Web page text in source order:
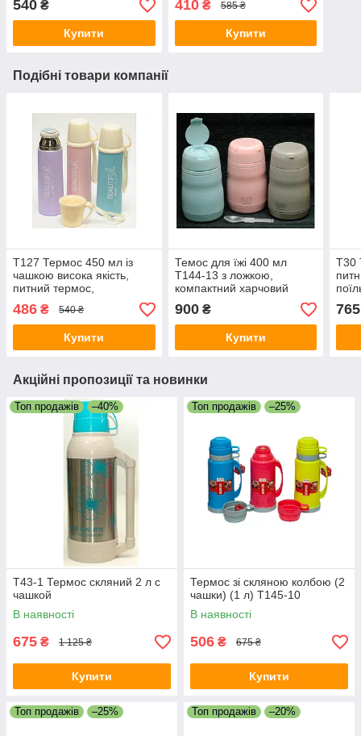
540 ₴
Купити
410₴ 585 ₴
Купити
Подібні товари компанії
T127 Термос 450 мл із
чашкою висока якість,
питний термос,
486 ₴ 540 ₴
Купити
Темос для їжі 400 мл
T144-13 з ложкою,
компактний харчовий
900₴
Купити
T30
765
Акційні пропозиції та новинки
Топ продажів –40%
Т43-1 Термос скляний 2 л с
чашкой
В наявності
675 ₴ 1 125 ₴
Купити
Топ продажів –25%
Термос зі скляною колбою (2
чашки) (1 л) T145-10
В наявності
506 ₴ 675 ₴
Купити
Топ продажів –25% Топ продажів –20%